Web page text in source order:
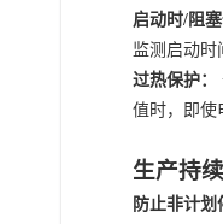
启动时/阻塞
监测启动时
过热保护：
值时，即使
生产持
防止非计划